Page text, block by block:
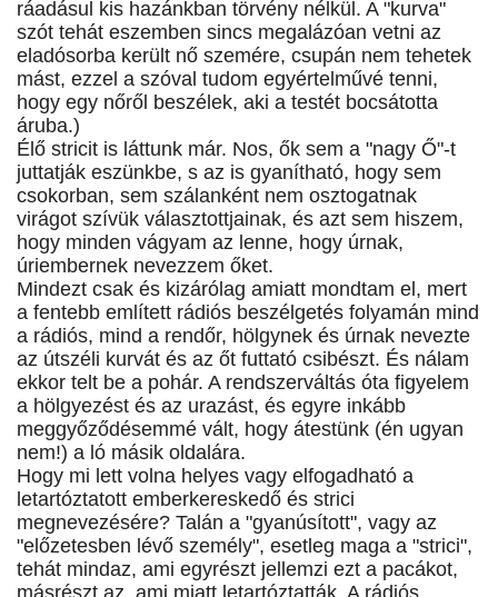
ráadásul kis hazánkban törvény nélkül. A "kurva"
szót tehát eszemben sincs megalázóan vetni az
eladósorba került nő szemére, csupán nem tehetek
mást, ezzel a szóval tudom egyértelművé tenni,
hogy egy nőről beszélek, aki a testét bocsátotta
áruba.)
Élő stricit is láttunk már. Nos, ők sem a "nagy Ő"-t
juttatják eszünkbe, s az is gyanítható, hogy sem
csokorban, sem szálanként nem osztogatnak
virágot szívük választottjainak, és azt sem hiszem,
hogy minden vágyam az lenne, hogy úrnak,
úriembernek nevezzem őket.
Mindezt csak és kizárólag amiatt mondtam el, mert
a fentebb említett rádiós beszélgetés folyamán mind
a rádiós, mind a rendőr, hölgynek és úrnak nevezte
az útszéli kurvát és az őt futtató csibészt. És nálam
ekkor telt be a pohár. A rendszerváltás óta figyelem
a hölgyezést és az urazást, és egyre inkább
meggyőződésemmé vált, hogy átestünk (én ugyan
nem!) a ló másik oldalára.
Hogy mi lett volna helyes vagy elfogadható a
letartóztatott emberkereskedő és strici
megnevezésére? Talán a "gyanúsított", vagy az
"előzetesben lévő személy", esetleg maga a "strici",
tehát mindaz, ami egyrészt jellemzi ezt a pacákot,